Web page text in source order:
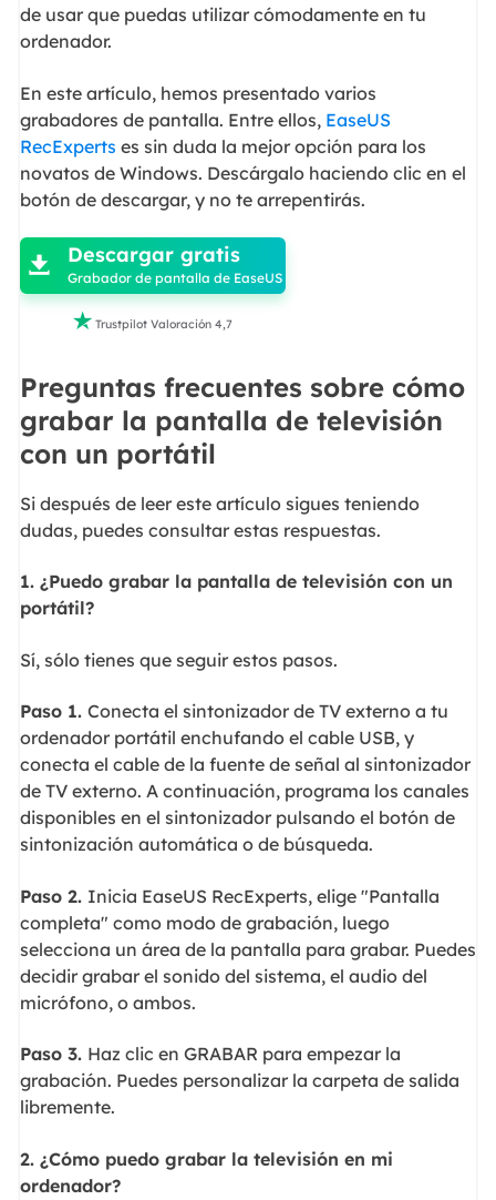
de usar que puedas utilizar cómodamente en tu
ordenador.
En este artículo, hemos presentado varios
grabadores de pantalla. Entre ellos, EaseUS
RecExperts es sin duda la mejor opción para los
novatos de Windows. Descárgalo haciendo clic en el
botón de descargar, y no te arrepentirás.

 Descargar gratis
Grabador de pantalla de EaseUS
 Trustpilot Valoración 4,7
Preguntas frecuentes sobre cómo
grabar la pantalla de televisión
con un portátil
Si después de leer este artículo sigues teniendo
dudas, puedes consultar estas respuestas.
1. ¿Puedo grabar la pantalla de televisión con un
portátil?
Sí, sólo tienes que seguir estos pasos.
Paso 1. Conecta el sintonizador de TV externo a tu
ordenador portátil enchufando el cable USB, y
conecta el cable de la fuente de señal al sintonizador
de TV externo. A continuación, programa los canales
disponibles en el sintonizador pulsando el botón de
sintonización automática o de búsqueda.
Paso 2. Inicia EaseUS RecExperts, elige "Pantalla
completa" como modo de grabación, luego
selecciona un área de la pantalla para grabar. Puedes
decidir grabar el sonido del sistema, el audio del
micrófono, o ambos.
Paso 3. Haz clic en GRABAR para empezar la
grabación. Puedes personalizar la carpeta de salida
libremente.
2. ¿Cómo puedo grabar la televisión en mi
ordenador?